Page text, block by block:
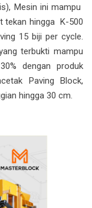
Mesin ini mampu
tekan hingga K-500
15 biji per cycle.
terbukti mampu
dengan produk
Paving Block,
hingga 30 cm.